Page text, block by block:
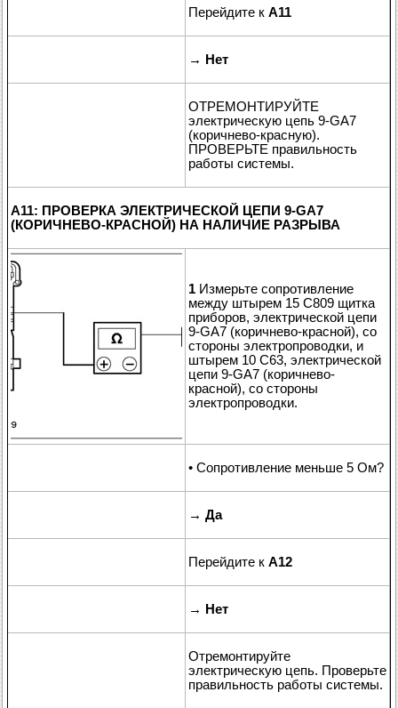
Перейдите к A11
→ Нет
ОТРЕМОНТИРУЙТЕ
электрическую цепь 9-GA7
(коричнево-красную).
ПРОВЕРЬТЕ правильность
работы системы.
A11: ПРОВЕРКА ЭЛЕКТРИЧЕСКОЙ ЦЕПИ 9-GA7
(КОРИЧНЕВО-КРАСНОЙ) НА НАЛИЧИЕ РАЗРЫВА
1 Измерьте сопротивление
между штырем 15 C809 щитка
приборов, электрической цепи
9-GA7 (коричнево-красной), со
стороны электропроводки, и
штырем 10 C63, электрической
цепи 9-GA7 (коричнево-
красной), со стороны
электропроводки.
• Сопротивление меньше 5 Ом?
→ Да
Перейдите к A12
→ Нет
Отремонтируйте
электрическую цепь. Проверьте
правильность работы системы.